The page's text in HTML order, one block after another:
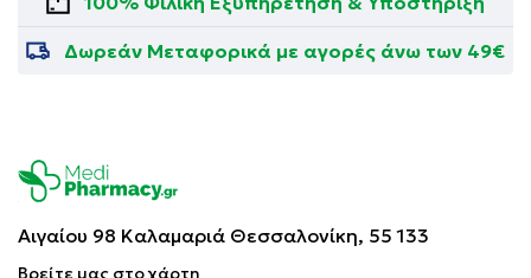
Δωρεάν Μεταφορικά με αγορές άνω των 49€
Αιγαίου 98 Καλαμαριά Θεσσαλονίκη, 55 133